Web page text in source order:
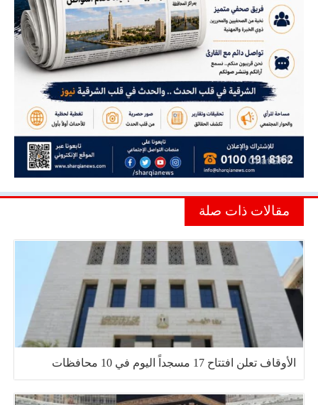
مقالات ذات صلة
الأوقاف تعلن افتتاح 17 مسجداً اليوم في 10 محافظات